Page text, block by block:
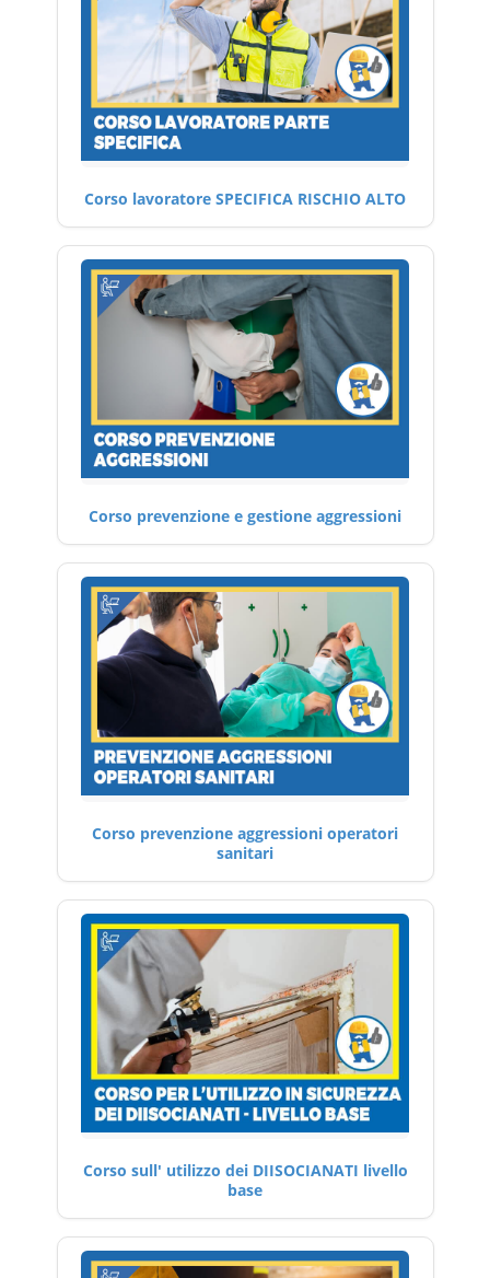
Corso lavoratore SPECIFICA RISCHIO ALTO
Corso prevenzione e gestione aggressioni
Corso prevenzione aggressioni operatori
sanitari
Corso sull' utilizzo dei DIISOCIANATI livello
base